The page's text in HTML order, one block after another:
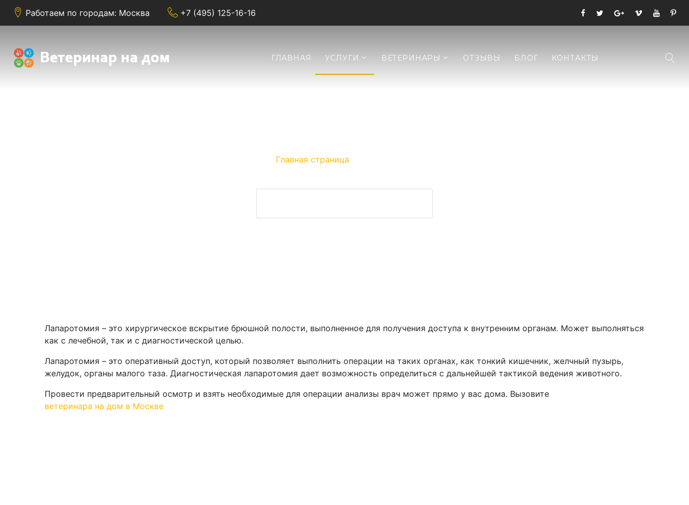
Работаем по городам: Москва +7 (495) 125-16-16
ГЛАВНАЯ УСЛУГИ ВЕТЕРИНАРЫ ОТЗЫВЫ БЛОГ КОНТАКТЫ
Главная страница
Лапаротомия – это хирургическое вскрытие брюшной полости, выполненное для получения доступа к внутренним органам. Может выполняться
как с лечебной, так и с диагностической целью.
Лапаротомия – это оперативный доступ, который позволяет выполнить операции на таких органах, как тонкий кишечник, желчный пузырь,
желудок, органы малого таза. Диагностическая лапаротомия дает возможность определиться с дальнейшей тактикой ведения животного.
Провести предварительный осмотр и взять необходимые для операции анализы врач может прямо у вас дома. Вызовите
ветеринара на дом в Москве